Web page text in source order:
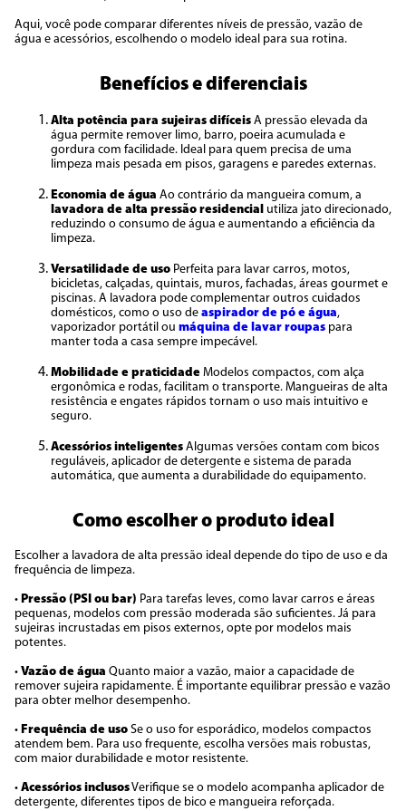
Aqui, você pode comparar diferentes níveis de pressão, vazão de
água e acessórios, escolhendo o modelo ideal para sua rotina.
Benefícios e diferenciais
Alta potência para sujeiras difíceis A pressão elevada da
água permite remover limo, barro, poeira acumulada e
gordura com facilidade. Ideal para quem precisa de uma
limpeza mais pesada em pisos, garagens e paredes externas.
Economia de água Ao contrário da mangueira comum, a
lavadora de alta pressão residencial utiliza jato direcionado,
reduzindo o consumo de água e aumentando a eficiência da
limpeza.
Versatilidade de uso Perfeita para lavar carros, motos,
bicicletas, calçadas, quintais, muros, fachadas, áreas gourmet e
piscinas. A lavadora pode complementar outros cuidados
domésticos, como o uso de aspirador de pó e água,
vaporizador portátil ou máquina de lavar roupas para
manter toda a casa sempre impecável.
Mobilidade e praticidade Modelos compactos, com alça
ergonômica e rodas, facilitam o transporte. Mangueiras de alta
resistência e engates rápidos tornam o uso mais intuitivo e
seguro.
Acessórios inteligentes Algumas versões contam com bicos
reguláveis, aplicador de detergente e sistema de parada
automática, que aumenta a durabilidade do equipamento.
Como escolher o produto ideal
Escolher a lavadora de alta pressão ideal depende do tipo de uso e da
frequência de limpeza.
• Pressão (PSI ou bar) Para tarefas leves, como lavar carros e áreas
pequenas, modelos com pressão moderada são suficientes. Já para
sujeiras incrustadas em pisos externos, opte por modelos mais
potentes.
• Vazão de água Quanto maior a vazão, maior a capacidade de
remover sujeira rapidamente. É importante equilibrar pressão e vazão
para obter melhor desempenho.
• Frequência de uso Se o uso for esporádico, modelos compactos
atendem bem. Para uso frequente, escolha versões mais robustas,
com maior durabilidade e motor resistente.
• Acessórios inclusosVerifique se o modelo acompanha aplicador de
detergente, diferentes tipos de bico e mangueira reforçada.